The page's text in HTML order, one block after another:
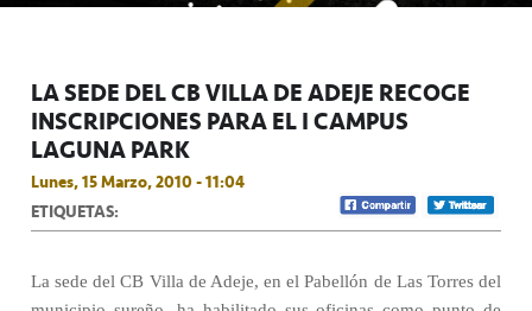
LA SEDE DEL CB VILLA DE ADEJE RECOGE
INSCRIPCIONES PARA EL I CAMPUS
LAGUNA PARK
Lunes, 15 Marzo, 2010 - 11:04
ETIQUETAS:
La sede del CB Villa de Adeje, en el Pabellón de Las Torres del